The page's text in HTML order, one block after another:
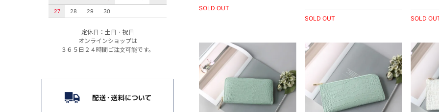
SOLD OUT
SOLD OUT SOLD
27
28 29 30
定休日：土日・祝日
オンラインショップは
３６５日２４時間ご注文可能です。